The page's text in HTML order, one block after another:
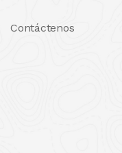
Contáctenos